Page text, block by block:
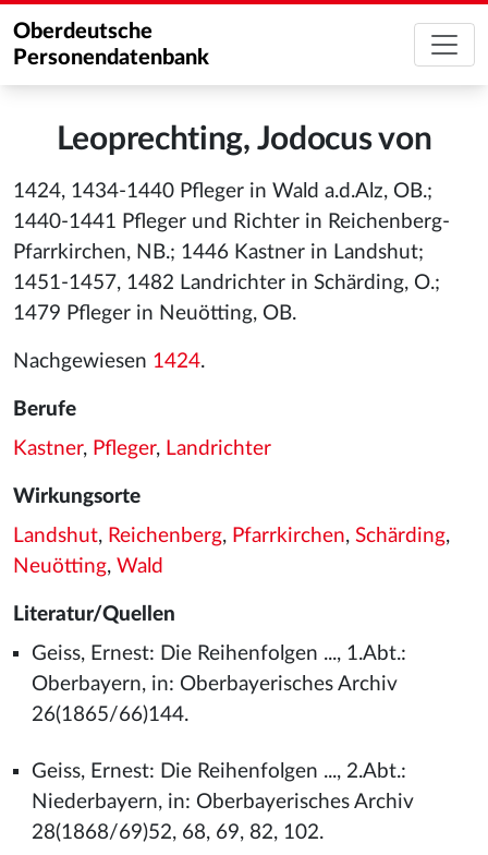
Oberdeutsche
Personendatenbank
Leoprechting, Jodocus von
1424, 1434-1440 Pfleger in Wald a.d.Alz, OB.;
1440-1441 Pfleger und Richter in Reichenberg-
Pfarrkirchen, NB.; 1446 Kastner in Landshut;
1451-1457, 1482 Landrichter in Schärding, O.;
1479 Pfleger in Neuötting, OB.
Nachgewiesen 1424.
Berufe
Kastner, Pfleger, Landrichter
Wirkungsorte
Landshut, Reichenberg, Pfarrkirchen, Schärding,
Neuötting, Wald
Literatur/Quellen
Geiss, Ernest: Die Reihenfolgen ..., 1.Abt.:
Oberbayern, in: Oberbayerisches Archiv
26(1865/66)144.
Geiss, Ernest: Die Reihenfolgen ..., 2.Abt.:
Niederbayern, in: Oberbayerisches Archiv
28(1868/69)52, 68, 69, 82, 102.